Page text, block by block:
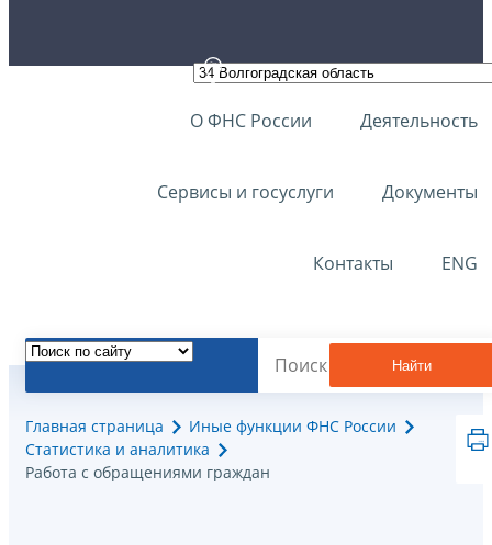
О ФНС России Деятельность
Сервисы и госуслуги Документы
Контакты ENG
Найти
Главная страница
Иные функции ФНС России
Статистика и аналитика
Работа с обращениями граждан